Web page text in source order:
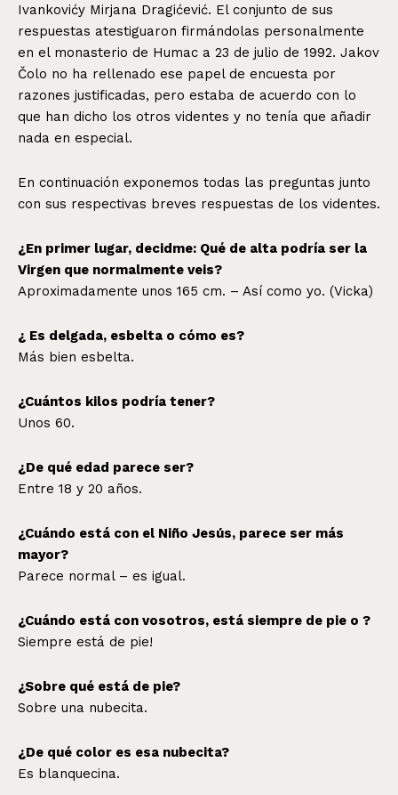
Ivankovićy Mirjana Dragićević. El conjunto de sus
respuestas atestiguaron firmándolas personalmente
en el monasterio de Humac a 23 de julio de 1992. Jakov
Čolo no ha rellenado ese papel de encuesta por
razones justificadas, pero estaba de acuerdo con lo
que han dicho los otros videntes y no tenía que añadir
nada en especial.
En continuación exponemos todas las preguntas junto
con sus respectivas breves respuestas de los videntes.
¿En primer lugar, decidme: Qué de alta podría ser la
Virgen que normalmente veis?
Aproximadamente unos 165 cm. – Así como yo. (Vicka)
¿ Es delgada, esbelta o cómo es?
Más bien esbelta.
¿Cuántos kilos podría tener?
Unos 60.
¿De qué edad parece ser?
Entre 18 y 20 años.
¿Cuándo está con el Niño Jesús, parece ser más
mayor?
Parece normal – es igual.
¿Cuándo está con vosotros, está siempre de pie o ?
Siempre está de pie!
¿Sobre qué está de pie?
Sobre una nubecita.
¿De qué color es esa nubecita?
Es blanquecina.